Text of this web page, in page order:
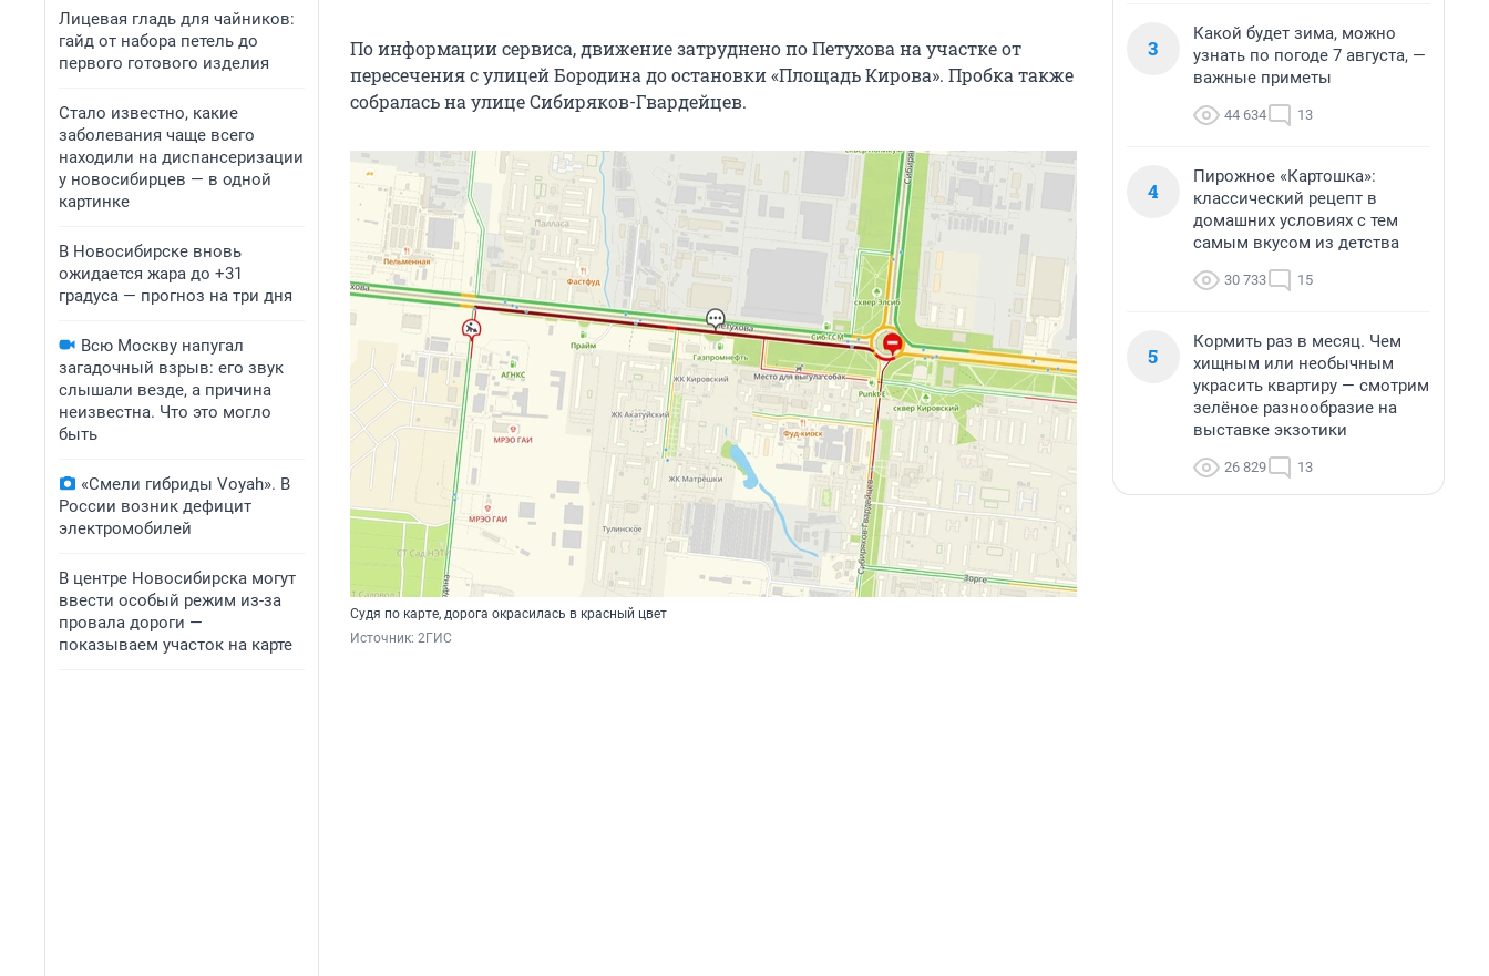
Лицевая гладь для чайников:
гайд от набора петель до
первого готового изделия
Стало известно, какие
заболевания чаще всего
находили на диспансеризации
у новосибирцев — в одной
картинке
В Новосибирске вновь
ожидается жара до +31
градуса — прогноз на три дня
Всю Москву напугал
загадочный взрыв: его звук
слышали везде, а причина
неизвестна. Что это могло
быть
«Смели гибриды Voyah». В
России возник дефицит
электромобилей
В центре Новосибирска могут
ввести особый режим из-за
провала дороги —
показываем участок на карте
По информации сервиса, движение затруднено по Петухова на участке от
пересечения с улицей Бородина до остановки «Площадь Кирова». Пробка также
собралась на улице Сибиряков-Гвардейцев.
Судя по карте, дорога окрасилась в красный цвет
Источник: 2ГИС
3
Какой будет зима, можно
узнать по погоде 7 августа, —
важные приметы
44 634 13
4
Пирожное «Картошка»:
классический рецепт в
домашних условиях с тем
самым вкусом из детства
30 733 15
5
Кормить раз в месяц. Чем
хищным или необычным
украсить квартиру — смотрим
зелёное разнообразие на
выставке экзотики
26 829 13